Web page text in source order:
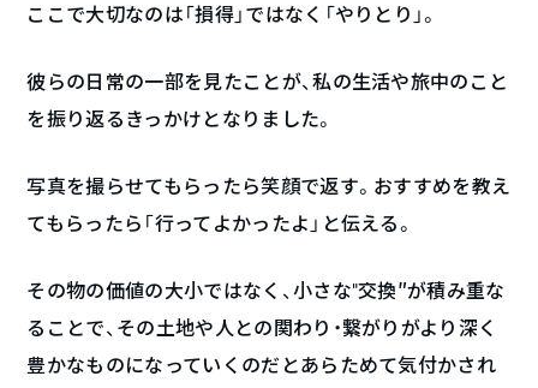
ここで大切なのは「損得」ではなく「やりとり」。
彼らの日常の一部を見たことが、私の生活や旅中のこと
を振り返るきっかけとなりました。
写真を撮らせてもらったら笑顔で返す。おすすめを教え
てもらったら「行ってよかったよ」と伝える。
その物の価値の大小ではなく、小さな“交換″が積み重な
ることで、その土地や人との関わり・繋がりがより深く
豊かなものになっていくのだとあらためて気付かされ